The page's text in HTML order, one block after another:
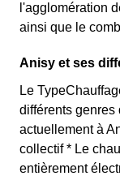
l'agglomération
ainsi que le
Anisy et ses
Le
différents genres
actuellement à
collectif * Le
entièrement